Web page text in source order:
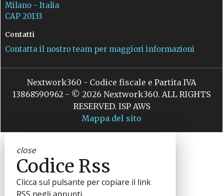
Milano - Italia
CAP 20133
Contatti
Contatta il nostro team per maggiori informazioni
Nextwork360 - Codice fiscale e Partita IVA
13868590962 - © 2026 Nextwork360. ALL RIGHTS
RESERVED. ISP AWS
Mappa del sito
close
Codice Rss
Clicca sul pulsante per copiare il link